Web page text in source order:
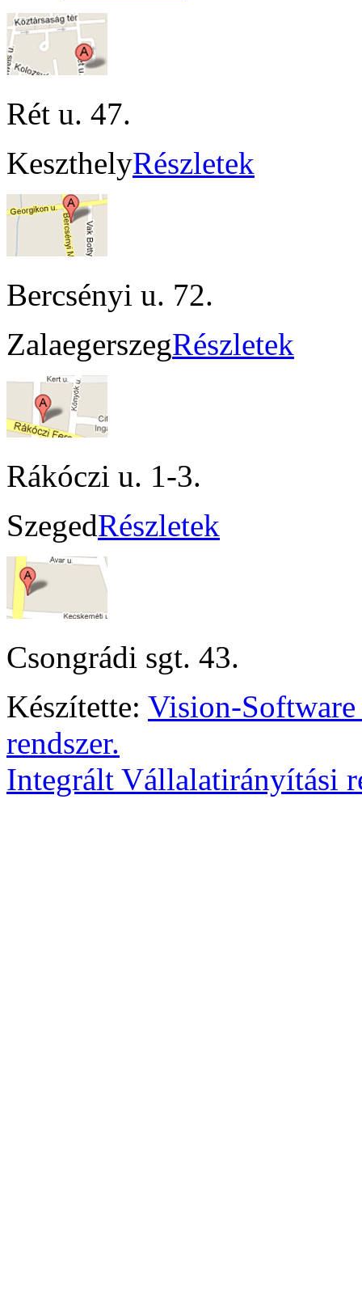
Rét u. 47.
KeszthelyRészletek
Bercsényi u. 72.
ZalaegerszegRészletek
Rákóczi u. 1-3.
SzegedRészletek
Csongrádi sgt. 43.
Készítette: Vision-
rendszer.
Integrált Vállalatirányítási